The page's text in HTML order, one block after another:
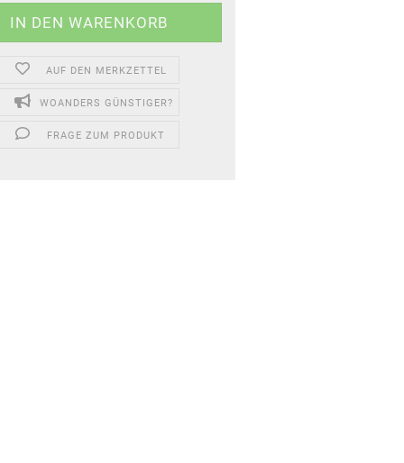
AUF DEN MERKZETTEL
WOANDERS GÜNSTIGER?
FRAGE ZUM PRODUKT